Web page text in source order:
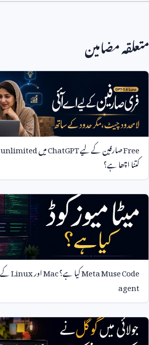
متعلقہ مضامین
Freeصارفین کے لیےChatGPTمیںunlimited
کتنا اچھا ہے؟
Meta Muse Codeکیا ہے؟MacاورLinuxکے
agent